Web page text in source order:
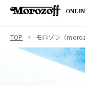
TOP モロゾフ（